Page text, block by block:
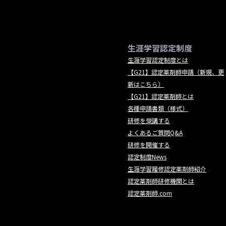
生涯学習認定制度
生涯学習認定制度とは
【G21】認定薬剤師申請（新規、更
新はこちら）
【G21】認定薬剤師とは
各種申請書類（様式）
研修を受講する
よくあるご質問Q&A
研修を開催する
認定制度News
生涯学習履修認定薬剤師紹介
認定薬剤師研修機関とは
認定薬剤師.com